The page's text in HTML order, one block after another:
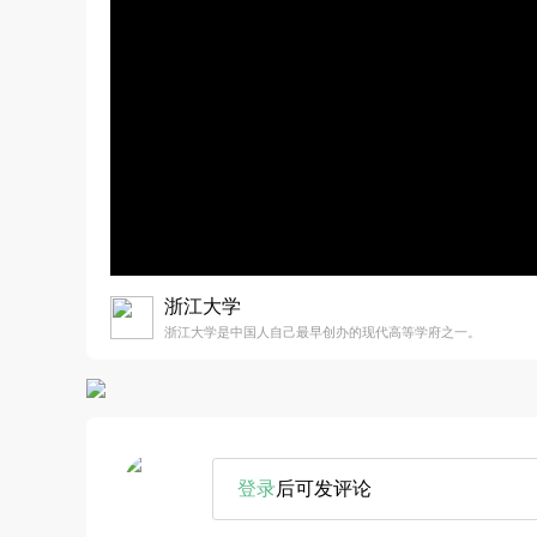
浙江大学
浙江大学是中国人自己最早创办的现代高等学府之一。
登录后可发评论